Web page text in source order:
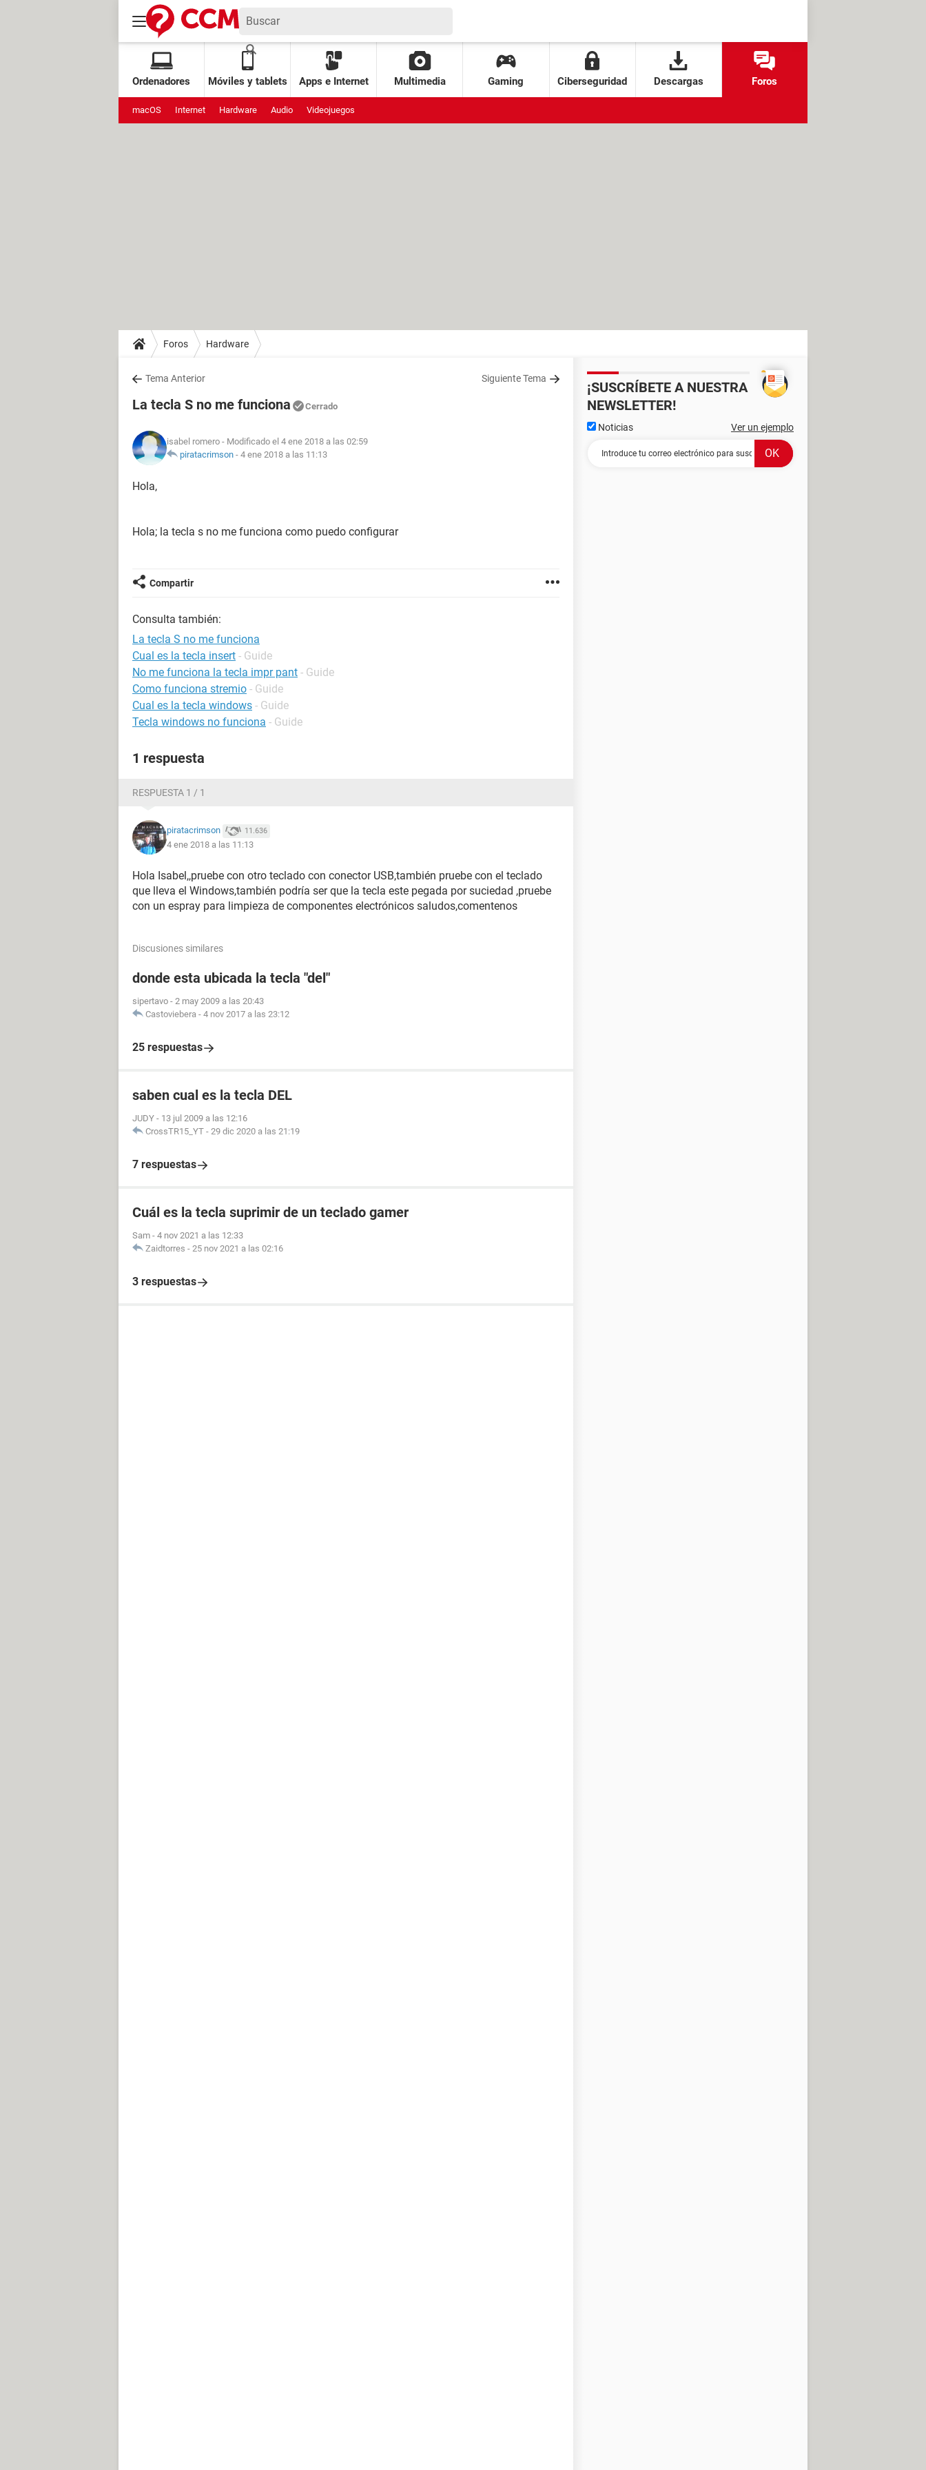
Ordenadores Móviles y tablets Apps e Internet Multimedia Gaming Ciberseguridad Descargas Foros
macOS Internet Hardware Audio Videojuegos
Foros Hardware
Tema Anterior Siguiente Tema
La tecla S no me funciona Cerrado
isabel romero - Modificado el 4 ene 2018 a las 02:59
piratacrimson - 4 ene 2018 a las 11:13
Hola,
Hola; la tecla s no me funciona como puedo configurar
Compartir
Consulta también:
La tecla S no me funciona
Cual es la tecla insert - Guide
No me funciona la tecla impr pant - Guide
Como funciona stremio - Guide
Cual es la tecla windows - Guide
Tecla windows no funciona - Guide
1 respuesta
RESPUESTA 1 / 1
piratacrimson 11.636
4 ene 2018 a las 11:13
Hola Isabel,,pruebe con otro teclado con conector USB,también pruebe con el teclado
que lleva el Windows,también podría ser que la tecla este pegada por suciedad ,pruebe
con un espray para limpieza de componentes electrónicos saludos,comentenos
Discusiones similares
donde esta ubicada la tecla "del"
sipertavo - 2 may 2009 a las 20:43
Castoviebera - 4 nov 2017 a las 23:12
25 respuestas
saben cual es la tecla DEL
JUDY - 13 jul 2009 a las 12:16
CrossTR15_YT - 29 dic 2020 a las 21:19
7 respuestas
Cuál es la tecla suprimir de un teclado gamer
Sam - 4 nov 2021 a las 12:33
Zaidtorres - 25 nov 2021 a las 02:16
3 respuestas
¡SUSCRÍBETE A NUESTRA
NEWSLETTER!
Noticias Ver un ejemplo